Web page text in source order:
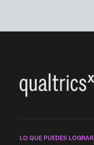
LO QUE PUEDES LOGRAR